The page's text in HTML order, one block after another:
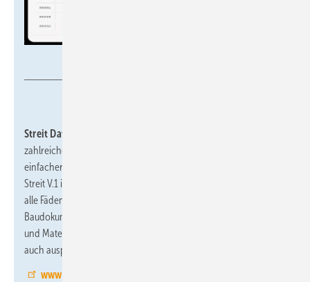
Streit Datentechnik, 5.1-C91:
zahlreiche Apps für SHK-Betriebe, die den Arbeitsalltag digitaler,
einfacher und zeitsparender gestalten. Die Handwerkersoftware
Streit V.1 ist dabei als Hauptanwendung die zentrale Stelle, an der
alle Fäden zusammen laufen. Apps für Zeiterfassung,
Baudokumentation, mobile Auftragsabwicklung, Lagerverwaltung
und Materialbeschaffung können auf der ISH hautnah erlebt und
auch ausprobiert werden.
www.streit-software.de